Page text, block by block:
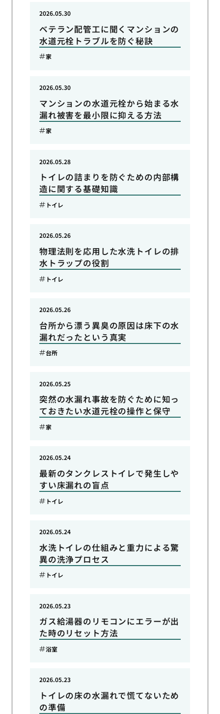
ベテラン配管工に聞くマンションの
水道元栓トラブルを防ぐ秘訣
2026.05.30
家
マンションの水道元栓から始まる水
漏れ被害を最小限に抑える方法
2026.05.30
家
トイレの詰まりを防ぐための内部構
造に関する基礎知識
2026.05.28
トイレ
物理法則を応用した水洗トイレの排
水トラップの役割
2026.05.26
トイレ
台所から漂う異臭の原因は床下の水
漏れだったという真実
2026.05.26
台所
突然の水漏れ事故を防ぐために知っ
ておきたい水道元栓の操作と保守
2026.05.25
家
最新のタンクレストイレで発生しや
すい床漏れの盲点
2026.05.24
トイレ
水洗トイレの仕組みと重力による驚
異の洗浄プロセス
2026.05.24
トイレ
ガス給湯器のリモコンにエラーが出
た時のリセット方法
2026.05.23
浴室
トイレの床の水漏れで慌てないため
の準備
2026.05.23